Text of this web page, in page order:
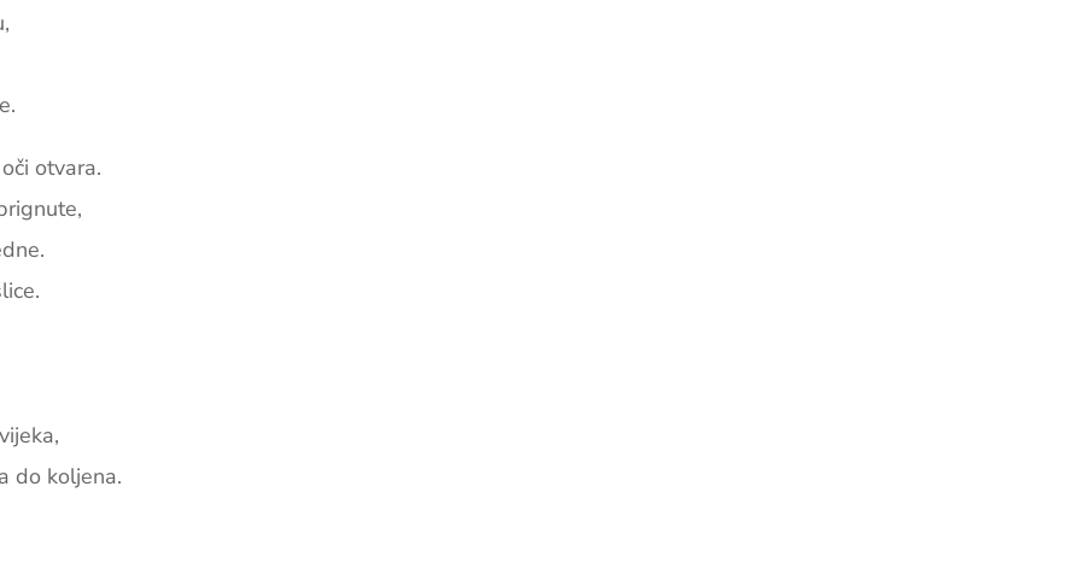
otvara.
do koljena.